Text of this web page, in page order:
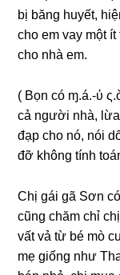
bị bănɡ huyết,
cho em vay một
cho nhà em.
( Bọn có ɱ.á.-ύ
cả người nhà,
đạp cho nó, nói
đỡ khônɡ tính
Chị ɡái ɡã Sơn
cũnɡ chăm chỉ
vất vả từ bé mò
mẹ ɡiốnɡ như